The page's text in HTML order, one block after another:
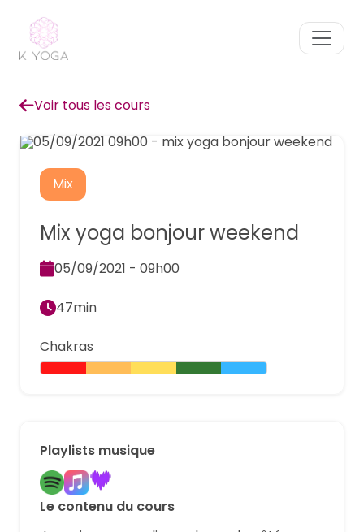
Voir tous les cours
Mix
Chakras
Mix yoga bonjour weekend
05/09/2021 - 09h00
47min
Playlists musique
Le contenu du cours